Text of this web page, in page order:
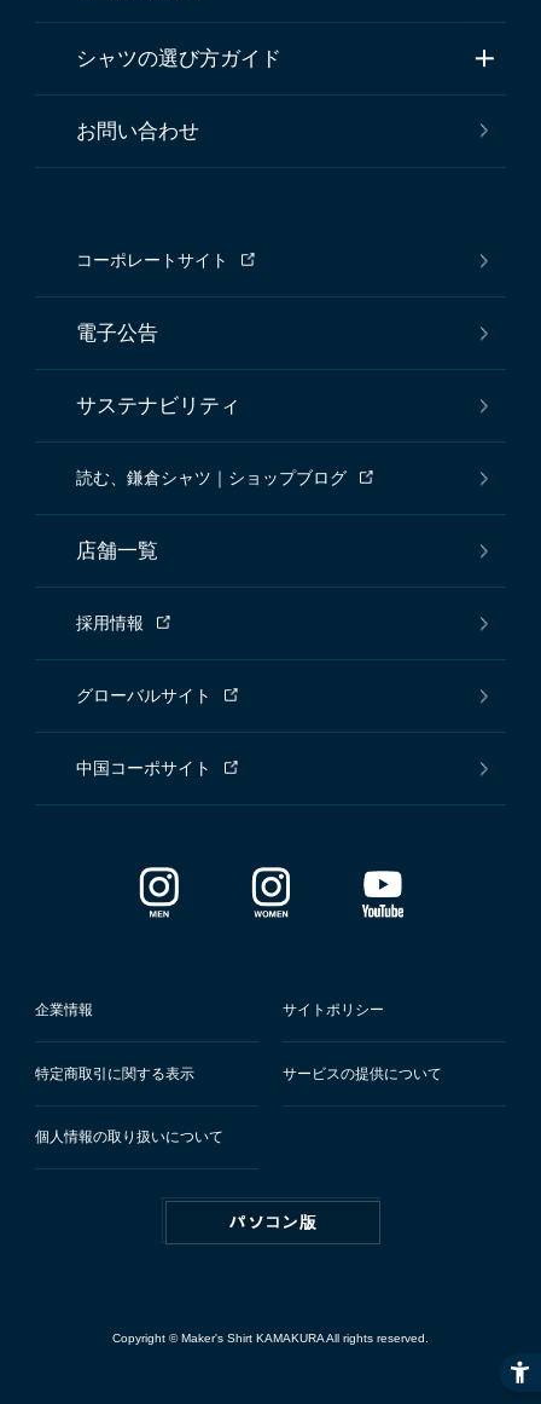
シャツの選び方ガイド
お問い合わせ
コーポレートサイト
電子公告
サステナビリティ
読む、鎌倉シャツ｜ショップブログ
店舗一覧
採用情報
グローバルサイト
中国コーポサイト
企業情報 サイトポリシー
特定商取引に関する表示 サービスの提供について
個人情報の取り扱いについて
Copyright © Maker's Shirt KAMAKURA All rights reserved.